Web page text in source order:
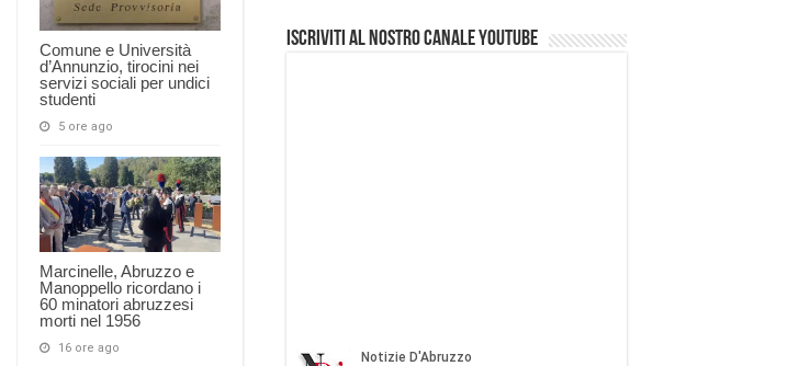
Comune e Università
d’Annunzio, tirocini nei
servizi sociali per undici
studenti
5 ore ago
Marcinelle, Abruzzo e
Manoppello ricordano i
60 minatori abruzzesi
morti nel 1956
16 ore ago
Iscriviti al nostro Canale Youtube